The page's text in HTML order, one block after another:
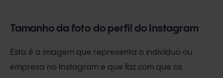
Tamanho da foto do perfil do Instagram
Esta é a imagem que representa o indivíduo ou
empresa no Instagram e que faz com que os